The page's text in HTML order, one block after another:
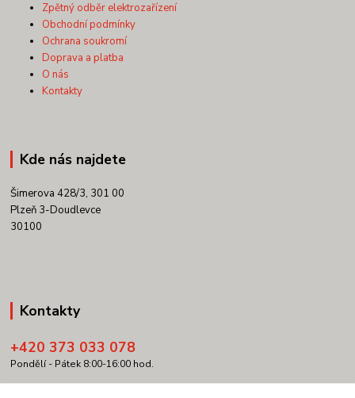
Zpětný odběr elektrozařízení
Obchodní podmínky
Ochrana soukromí
Doprava a platba
O nás
Kontakty
Kde nás najdete
Šimerova 428/3, 301 00
Plzeň 3-Doudlevce
30100
Kontakty
+420 373 033 078
Pondělí - Pátek 8:00-16:00 hod.